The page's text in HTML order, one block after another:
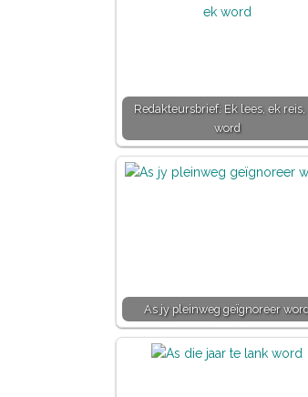
Redakteursbrief: Ek lees, ek reis,
word
As jy pleinweg geïgnoreer